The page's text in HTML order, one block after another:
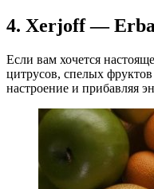
4. Xerjoff —
Если вам хочется
цитрусов, спелых
настроение и прибавляя